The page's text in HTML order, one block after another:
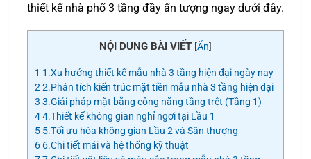
thiết kế nhà phố 3 tầng đầy ấn tượng ngay dưới đây.
NỘI DUNG BÀI VIẾT [Ẩn]
1 1.Xu hướng thiết kế mẫu nhà 3 tầng hiện đại ngày nay
2 2.Phân tích kiến trúc mặt tiền mẫu nhà 3 tầng hiện đại
3 3.Giải pháp mặt bằng công năng tầng trệt (Tầng 1)
44.Thiết kế không gian nghỉ ngơi tại Lầu 1
5 5.Tối ưu hóa không gian Lầu 2 và Sân thượng
6 6.Chi tiết mái và hệ thống kỹ thuật